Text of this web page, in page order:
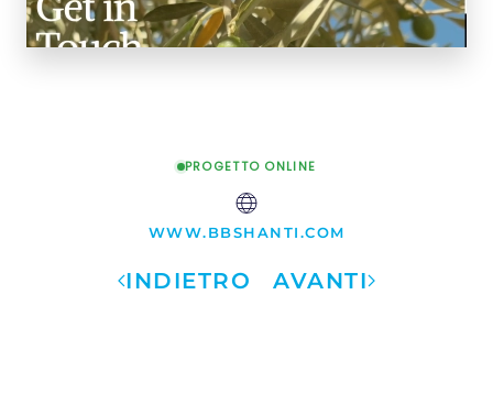
PROGETTO ONLINE
WWW.BBSHANTI.COM
INDIETRO AVANTI